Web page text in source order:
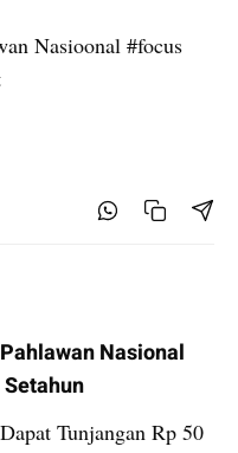
Nasioonal #focus
Nasional
Tunjangan Rp 50